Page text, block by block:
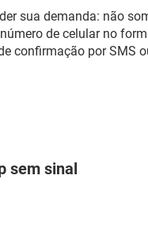
sua demanda: não
de celular no
confirmação por SMS
sem sinal